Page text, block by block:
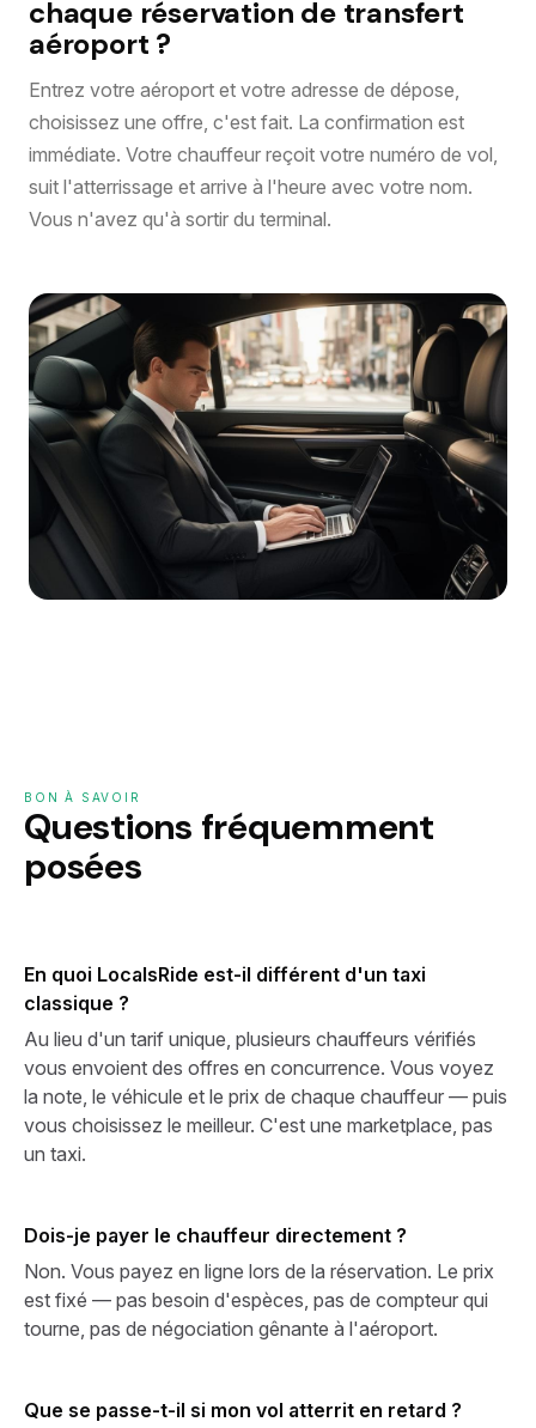
chaque réservation de transfert
aéroport ?
Entrez votre aéroport et votre adresse de dépose,
choisissez une offre, c'est fait. La confirmation est
immédiate. Votre chauffeur reçoit votre numéro de vol,
suit l'atterrissage et arrive à l'heure avec votre nom.
Vous n'avez qu'à sortir du terminal.
BON À SAVOIR
Questions fréquemment
posées
En quoi LocalsRide est-il différent d'un taxi
classique ?
Au lieu d'un tarif unique, plusieurs chauffeurs vérifiés
vous envoient des offres en concurrence. Vous voyez
la note, le véhicule et le prix de chaque chauffeur — puis
vous choisissez le meilleur. C'est une marketplace, pas
un taxi.
Dois-je payer le chauffeur directement ?
Non. Vous payez en ligne lors de la réservation. Le prix
est fixé — pas besoin d'espèces, pas de compteur qui
tourne, pas de négociation gênante à l'aéroport.
Que se passe-t-il si mon vol atterrit en retard ?